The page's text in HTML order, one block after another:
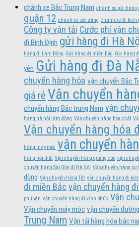
chành xe Bắc Trung Nam chành xe gửi hàng
quận 12 chành xe sóc trăng chành xe đi kiên
Công ty vận tải Cước phí vận
đi Bình Định gửi hàng đi Hà
hàng đi Lâm Đồng Gửi hàng đi miền Bắc Gửi hàng
yên Gửi hàng đi Đà
chuyển hàng hóa vận chuyển Bắc
giá rẻ Vận chuyển
chuyển hàng Bắc trung Nam vận
hàng hà nội lâm đồng Vận chuyển hàng hóa chất
Vận chuyển hàng hóa
hàng máy móc vận chuyển
hàng nội thất Vận chuyển hàng quảng cáo vận
chuyển hàng Sài Gòn đi Hà Nội Vận chuyển hàng sự
dùng Vận chuyển hàng Tết vận chuyển hàng đi
đi miền Bắc vận chuyển hàng
phú yên vận chuyển hàng đi vĩnh phúc Vận
Vận chuyển máy móc vận chuyển
Trung Nam Vận tải hàng hóa bắc